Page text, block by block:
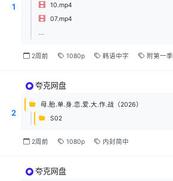
1
10.mp4
07.mp4
...
2周前 1080p 韩语中字 附第一季
2
夸克网盘
母.胎.单.身.恋.爱.大.作.战（2026）
S02
2周前 1080p 内封简中
夸克网盘